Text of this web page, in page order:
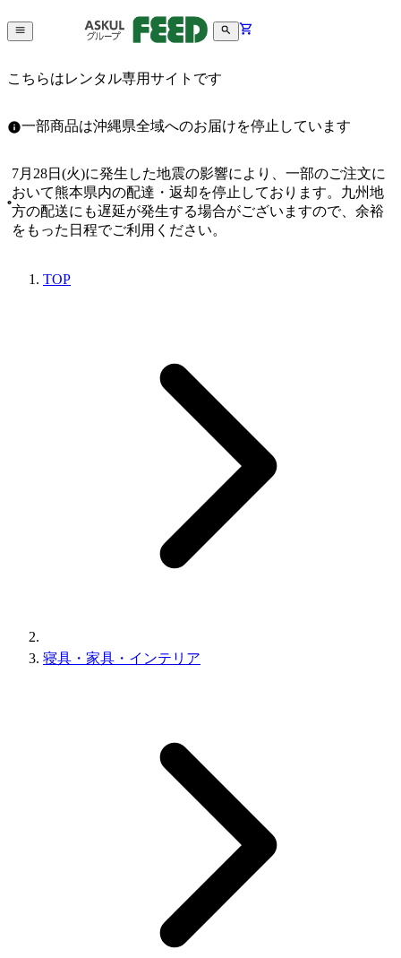
こちらはレンタル専用サイトです
一部商品は沖縄県全域へのお届けを停止しています
7月28日(火)に発生した地震の影響により、一部のご注文に
おいて熊本県内の配達・返却を停止しております。九州地
方の配送にも遅延が発生する場合がございますので、余裕
をもった日程でご利用ください。
TOP
寝具・家具・インテリア